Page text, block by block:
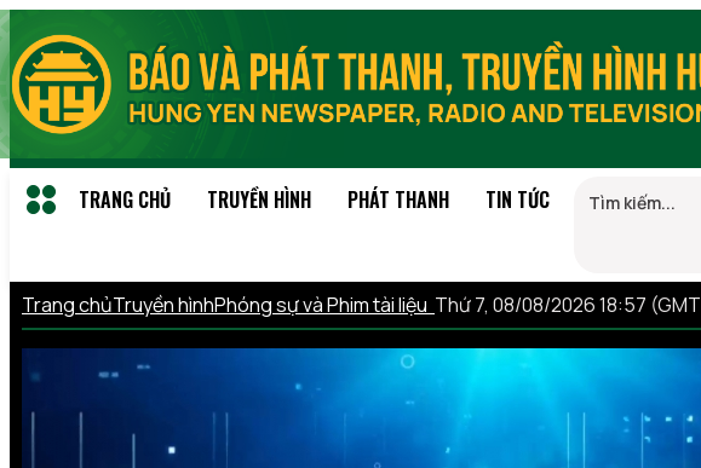
TRANG CHỦ TRUYỀN HÌNH PHÁT THANH TIN TỨC
Trang chủTruyền hìnhPhóng sự và Phim tài liệu Thứ 7, 08/08/2026 18:57